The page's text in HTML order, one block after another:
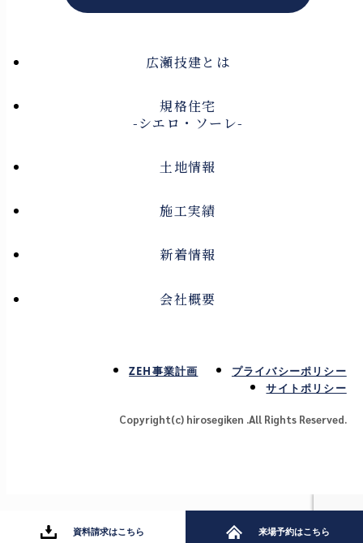
広瀬技建とは
規格住宅
-シエロ・ソーレ-
土地情報
施工実績
新着情報
会社概要
ZEH事業計画
プライバシーポリシー
サイトポリシー
Copyright(c) hirosegiken .All Rights Reserved.
資料請求はこちら 来場予約はこちら